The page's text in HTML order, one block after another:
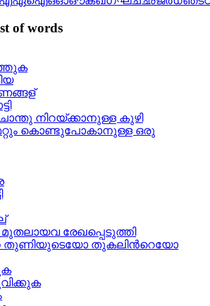
of words
നിറയ്ക്കാനുള്ള കുഴി
കൊണ്ടുപോകാനുള്ള ഒരു
മുതലായവ രേഖപ്പെടുത്തി
തുണിയുടെയോ തുകലിന്‍റെയോ